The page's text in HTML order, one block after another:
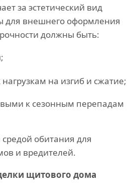
за эстетический вид
для внешнего оформления
должны быть:
на изгиб и сжатие;
к сезонным перепадам
обитания для
и вредителей.
щитового дома